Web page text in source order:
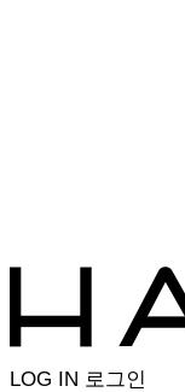
LOG IN 로그인